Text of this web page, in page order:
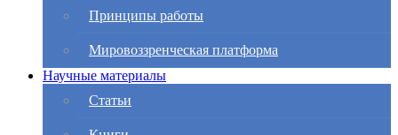
Принципы работы
Мировоззренческая платформа
Научные материалы
Статьи